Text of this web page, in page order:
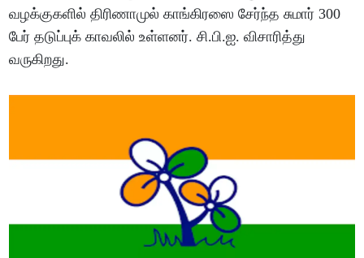
வழக்குகளில் திரிணாமுல் காங்கிரஸை சேர்ந்த சுமார் 300
பேர் தடுப்புக் காவலில் உள்ளனர். சி.பி.ஐ. விசாரித்து
வருகிறது.